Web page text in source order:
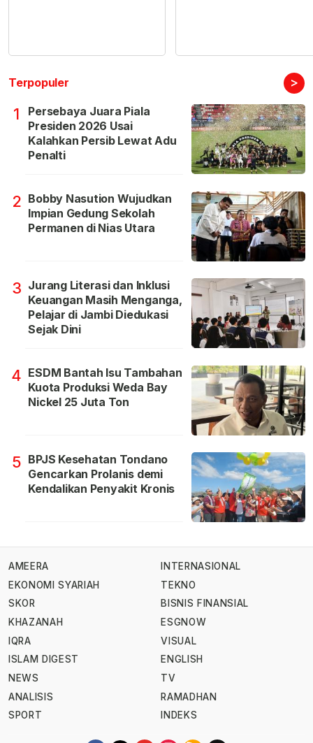
Terpopuler >
1
Persebaya Juara Piala
Presiden 2026 Usai
Kalahkan Persib Lewat Adu
Penalti
2 Bobby Nasution Wujudkan
Impian Gedung Sekolah
Permanen di Nias Utara
3 Jurang Literasi dan Inklusi
Keuangan Masih Menganga,
Pelajar di Jambi Diedukasi
Sejak Dini
4 ESDM Bantah Isu Tambahan
Kuota Produksi Weda Bay
Nickel 25 Juta Ton
5 BPJS Kesehatan Tondano
Gencarkan Prolanis demi
Kendalikan Penyakit Kronis
AMEERA
EKONOMI SYARIAH
SKOR
KHAZANAH
IQRA
ISLAM DIGEST
NEWS
ANALISIS
SPORT
INTERNASIONAL
TEKNO
BISNIS FINANSIAL
ESGNOW
VISUAL
ENGLISH
TV
RAMADHAN
INDEKS